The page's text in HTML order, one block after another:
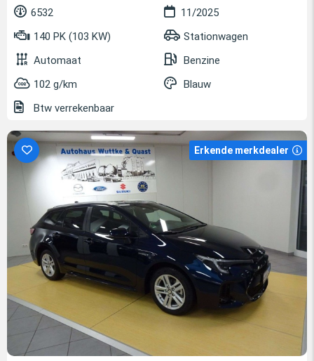
6532
11/2025
140 PK (103 KW)
Stationwagen
Automaat
Benzine
102 g/km
Blauw
Btw verrekenbaar
Erkende merkdealer